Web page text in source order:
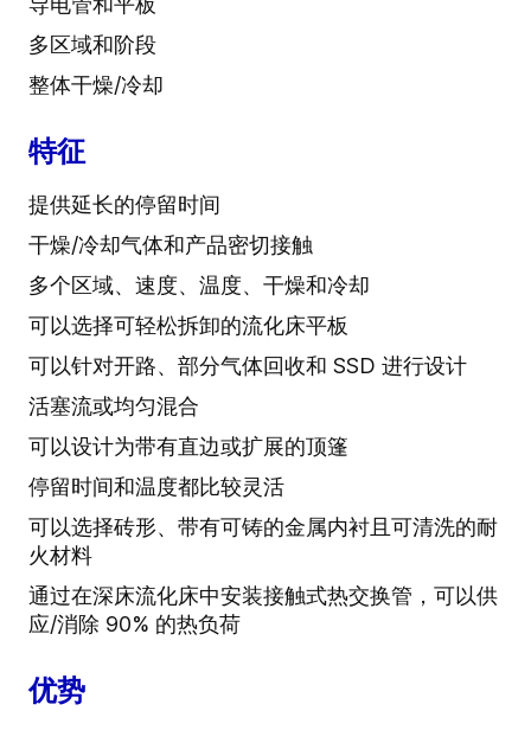
多区域和阶段
整体干燥/冷却
特征
提供延长的停留时间
干燥/冷却气体和产品密切接触
多个区域、速度、温度、干燥和冷却
可以选择可轻松拆卸的流化床平板
可以针对开路、部分气体回收和 SSD 进行设计
活塞流或均匀混合
可以设计为带有直边或扩展的顶篷
停留时间和温度都比较灵活
可以选择砖形、带有可铸的金属内衬且可清洗的耐
火材料
通过在深床流化床中安装接触式热交换管，可以供
应/消除 90% 的热负荷
优势